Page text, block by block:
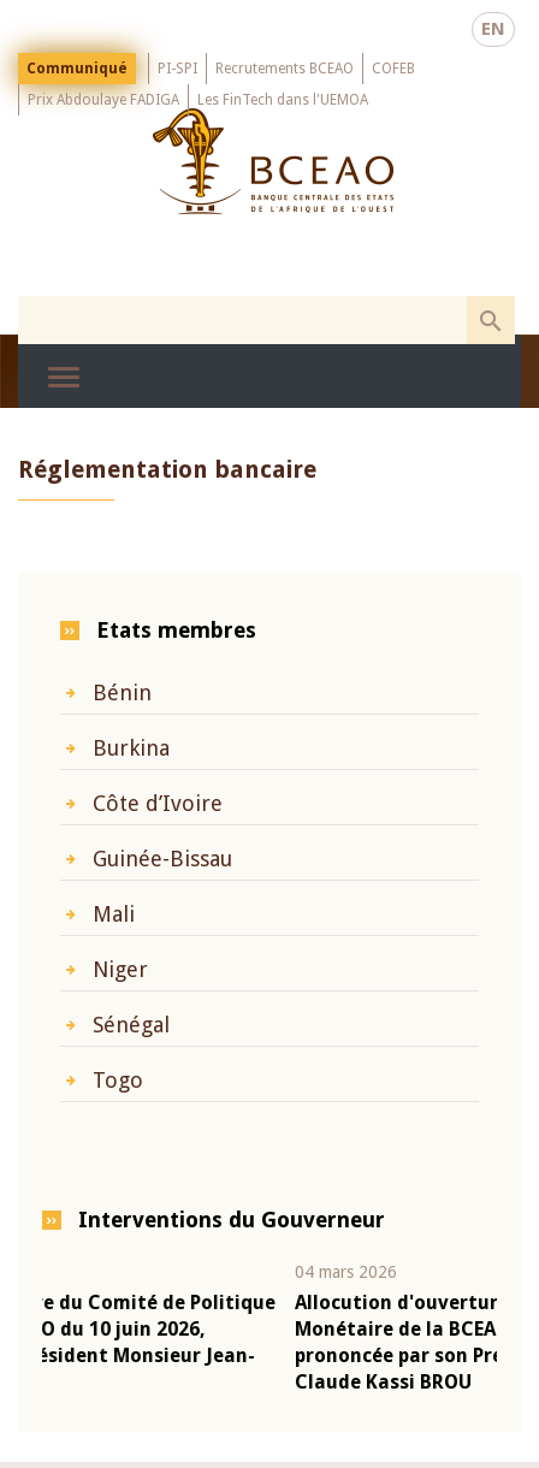
main
EN
Menu
Top
Communiqué PI-SPI Recrutements BCEAO
COFEB
Prix Abdoulaye FADIGA
Les FinTech dans l'UEMOA
Réglementation bancaire
Etats membres
Bénin
Burkina
Côte d’Ivoire
Guinée-Bissau
Mali
Niger
Sénégal
Togo
Interventions du Gouverneur
Allocution d'ouverture du Comité de Politique
Monétaire de la BCEAO du 4 mars 2026,
prononcée par son Président Monsieur Jean-